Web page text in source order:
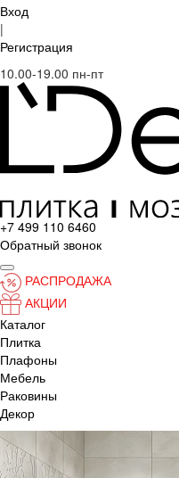
Вход
|
Регистрация
10.00-19.00 пн-пт
+7 499 110 6460
Обратный звонок
РАСПРОДАЖА
АКЦИИ
Каталог
Плитка
Плафоны
Мебель
Раковины
Декор